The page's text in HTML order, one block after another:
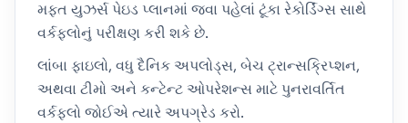
મફત યુઝર્સ પેઇડ પ્લાનમાં જવા પહેલાં ટૂંકા રેકોર્ડિંગ્સ સાથે
વર્કફ્લોનું પરીક્ષણ કરી શકે છે.
લાંબા ફાઇલો, વધુ દૈનિક અપલોડ્સ, બેચ ટ્રાન્સક્રિપ્શન,
અથવા ટીમો અને કન્ટેન્ટ ઓપરેશન્સ માટે પુનરાવર્તિત
વર્કફ્લો જોઈએ ત્યારે અપગ્રેડ કરો.